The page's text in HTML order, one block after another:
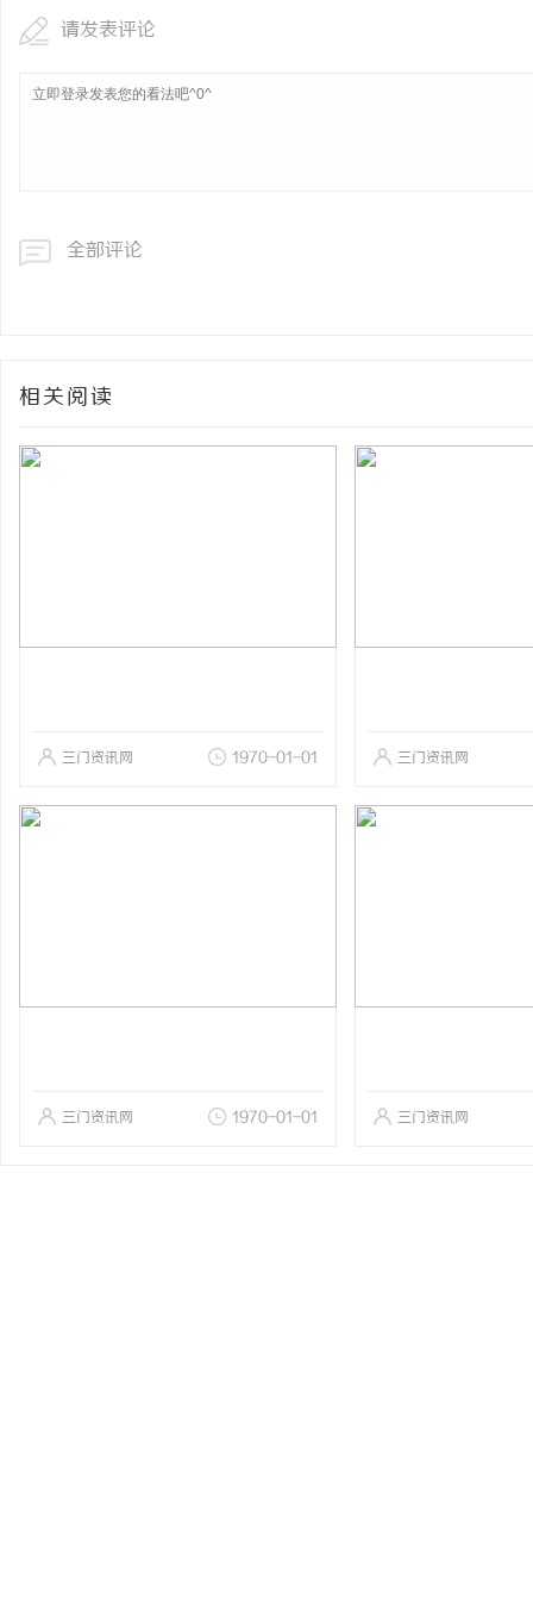
请发表评论
全部评论
相关阅读
三门资讯网 1970-01-01 三门资讯网
三门资讯网 1970-01-01 三门资讯网